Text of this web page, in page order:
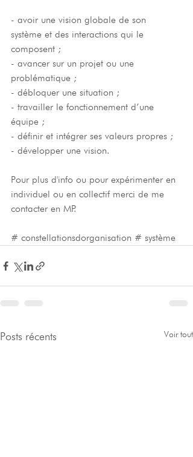
- avoir une vision globale de son
système et des interactions qui le
composent ;
- avancer sur un projet ou une
problématique ;
- débloquer une situation ;
- travailler le fonctionnement d’une
équipe ;
- définir et intégrer ses valeurs propres ;
- développer une vision.
Pour plus d'info ou pour expérimenter en
individuel ou en collectif merci de me
contacter en MP.
# constellationsdorganisation # système
Posts récents Voir tout